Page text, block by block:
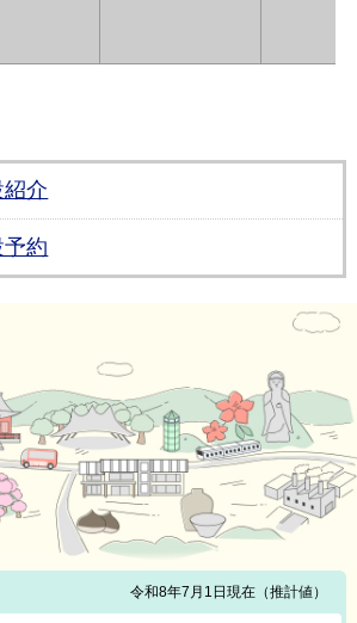
介
予約